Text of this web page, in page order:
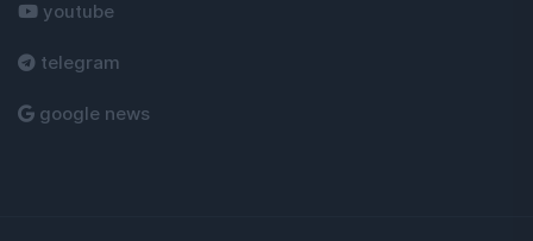
youtube
telegram
google news